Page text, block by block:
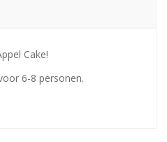
Cake!
6-8 personen.